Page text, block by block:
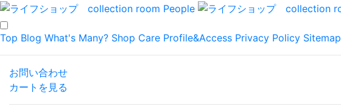
Top Blog What's Many? Shop Care Profile&Access Privacy Policy Sitemap
お問い合わせ
カートを見る